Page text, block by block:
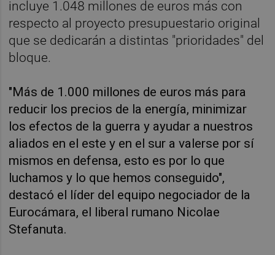
incluye 1.048 millones de euros más con
respecto al proyecto presupuestario original
que se dedicarán a distintas "prioridades" del
bloque.
"Más de 1.000 millones de euros más para
reducir los precios de la energía, minimizar
los efectos de la guerra y ayudar a nuestros
aliados en el este y en el sur a valerse por sí
mismos en defensa, esto es por lo que
luchamos y lo que hemos conseguido",
destacó el líder del equipo negociador de la
Eurocámara, el liberal rumano Nicolae
Stefanuta.